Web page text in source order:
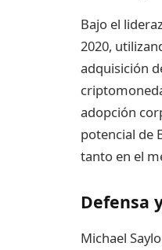
Bajo el
2020,
adquisición
adopción
potencial de
tanto en el
Defensa
Michael